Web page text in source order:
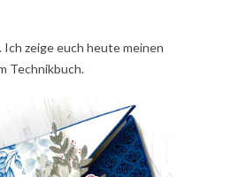
Ich zeige euch heute meinen
Technikbuch.